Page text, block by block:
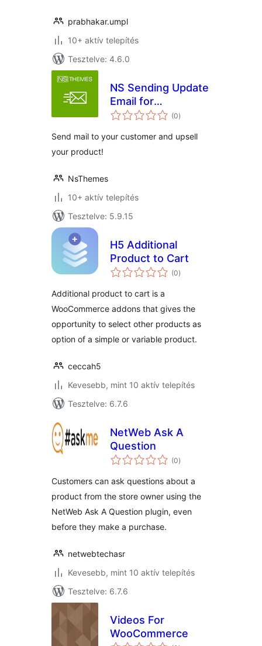
prabhakar.umpl
10+ aktív telepítés
Tesztelve: 4.6.0
NS Sending Update
Email for
Woocommerce
(0értékelés
összesen
)
Send mail to your customer and upsell
your product!
NsThemes
10+ aktív telepítés
Tesztelve: 5.9.15
H5 Additional
Product to Cart
(0értékelés
összesen
)
Additional product to cart is a
WooCommerce addons that gives the
opportunity to select other products as
option of a simple or variable product.
ceccah5
Kevesebb, mint 10 aktív telepítés
Tesztelve: 6.7.6
NetWeb Ask A
Question
(0értékelés
összesen
)
Customers can ask questions about a
product from the store owner using the
NetWeb Ask A Question plugin, even
before they make a purchase.
netwebtechasr
Kevesebb, mint 10 aktív telepítés
Tesztelve: 6.7.6
Videos For
WooCommerce
értékelés